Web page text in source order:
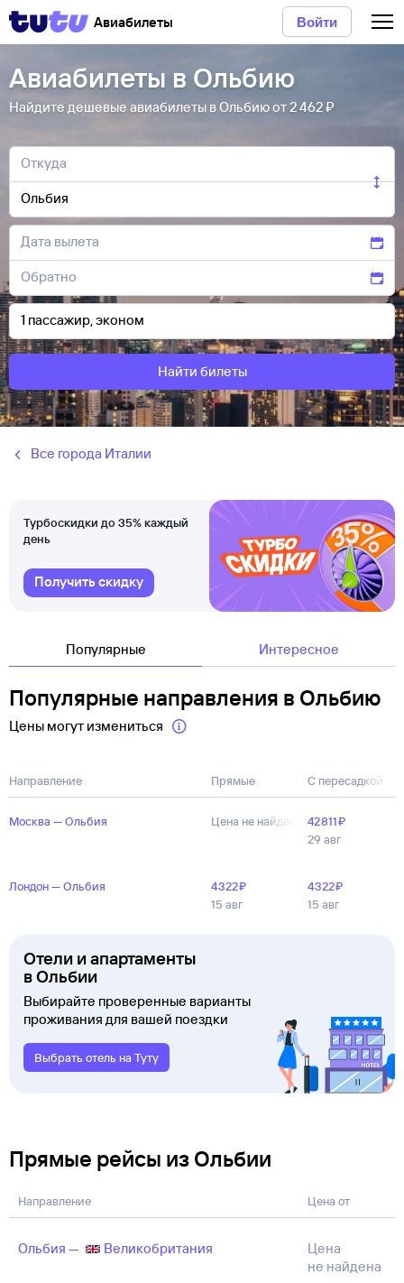
Авиабилеты Войти
Авиабилеты в Ольбию
Найдите дешевые авиабилеты в Ольбию от 2 ⁠462 ⁠₽
Найти билеты
Все города Италии
Турбоскидки до 35% каждый
день
Получить скидку
Популярные Интересное
Популярные направления в Ольбию
Цены могут измениться
Направление Прямые С пересадкой
Москва — Ольбия Цена не найдена
42 ⁠811 ⁠₽
29 авг
Лондон — Ольбия
4 ⁠322 ⁠₽
15 авг
4 ⁠322 ⁠₽
15 авг
Отели и апартаменты
в Ольбии
Выбирайте проверенные варианты
проживания для вашей поездки
Выбрать отель на Туту
Прямые рейсы из Ольбии
Направление Цена от
Ольбия — Великобритания
Цена
не найдена